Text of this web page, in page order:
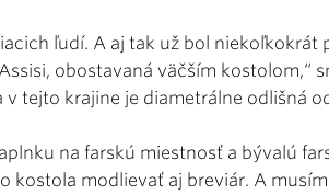
ľudí. A aj tak už bol niekoľkokrát
obostavaná väčším kostolom,“
tejto krajine je diametrálne odlišná
na farskú miestnosť a bývalú
kostola modlievať aj breviár. A